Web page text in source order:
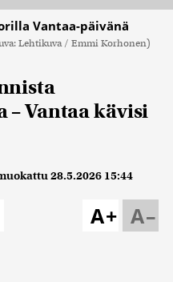
Vantaa-päivänä
Lehtikuva / Emmi Korhonen)
Vantaa kävisi
28.5.2026 15:44
A–
A+